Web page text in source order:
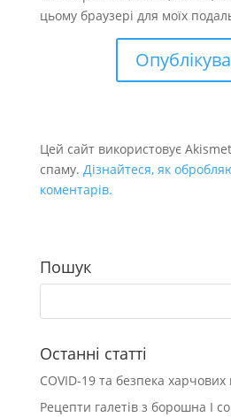
цьому браузері для моїх
Цей сайт використовує
спаму. Дізнайтеся, як
коментарів.
Пошук
Останні статті
COVID-19 та безпека харчових
Рецепти галетів з борошна І